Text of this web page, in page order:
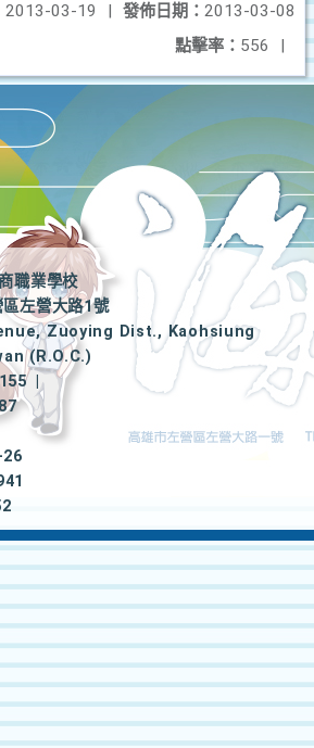
發佈日期： 2013-03-08
2013-03-19
|
點擊率： 556 |
職業學校
左營大路1號
Zuoying Dist., Kaohsiung
(R.O.C.)
|